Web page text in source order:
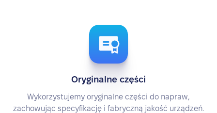
Oryginalne części
Wykorzystujemy oryginalne części do napraw,
zachowując specyfikację i fabryczną jakość urządzeń.